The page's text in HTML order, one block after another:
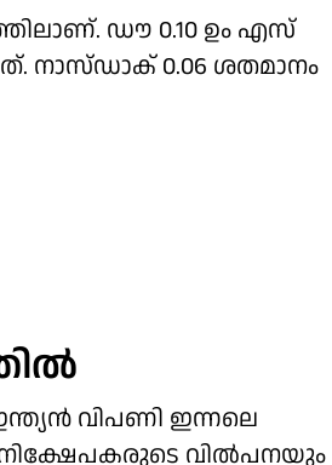
ഡൗ 0.10 ഉം എസ്
നാസ്ഡാക് 0.06 ശതമാനം
വിപണി ഇന്നലെ
വില്‍പനയും